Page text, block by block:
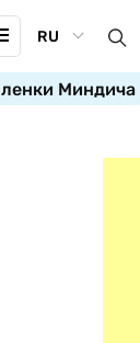
RU
Миндича